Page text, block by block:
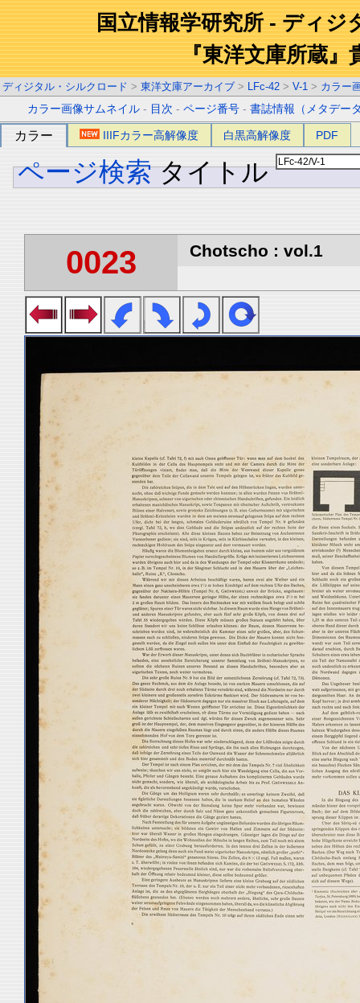
国立情報学研究所 - ディジ
『東洋文庫所蔵』
ディジタル・シルクロード > 東洋文庫アーカイブ > LFc-42 > V-1 > カラー
カラー画像サムネイル - 目次 -ページ番号 -書誌情報（メタデー
カラー IIIFカラー高解像度 白黒高解像度 PDF
ページ検索 タイトル
0023 Chotscho : vol.1